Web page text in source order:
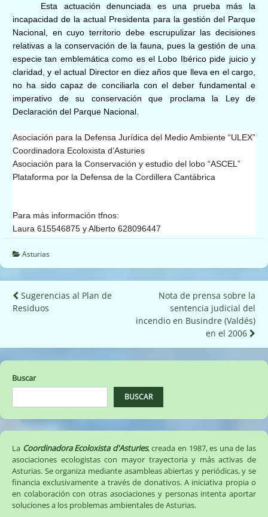
Esta actuación denunciada es una prueba más la
incapacidad de la actual Presidenta para la gestión del Parque
Nacional, en cuyo territorio debe escrupulizar las decisiones
relativas a la conservación de la fauna, pues la gestión de una
especie tan emblemática como es el Lobo Ibérico pide juicio y
claridad, y el actual Director en diez años que lleva en el cargo,
no ha sido capaz de conciliarla con el deber fundamental e
imperativo de su conservación que proclama la Ley de
Declaración del Parque Nacional.
Asociación para la Defensa Jurídica del Medio Ambiente “ULEX”
Coordinadora Ecoloxista d’Asturies
Asociación para la Conservación y estudio del lobo “ASCEL”
Plataforma por la Defensa de la Cordillera Cantábrica
Para más información tfnos:
Laura 615546875 y Alberto 628096447
Asturias
Navegación
de
Sugerencias al Plan de
Residuos
Nota de prensa sobre la
sentencia judicial del
incendio en Busindre (Valdés)
en el 2006
Buscar
BUSCAR
La Coordinadora Ecoloxista d'Asturies, creada en 1987, es una de las
asociaciones ecologistas con mayor trayectoria y más activas de
Asturias. Se organiza mediante asambleas abiertas y periódicas, y se
financia exclusivamente a través de donativos. A iniciativa propia o
en colaboración con otras asociaciones y personas intenta aportar
soluciones a los problemas ambientales de Asturias.